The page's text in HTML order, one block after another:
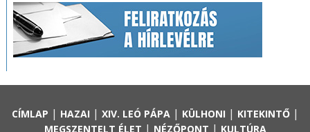
CÍMLAP | HAZAI | XIV. LEÓ PÁPA| KÜLHONI | KITEKINTŐ|
MEGSZENTELT ÉLET | NÉZŐPONT | KULTÚRA